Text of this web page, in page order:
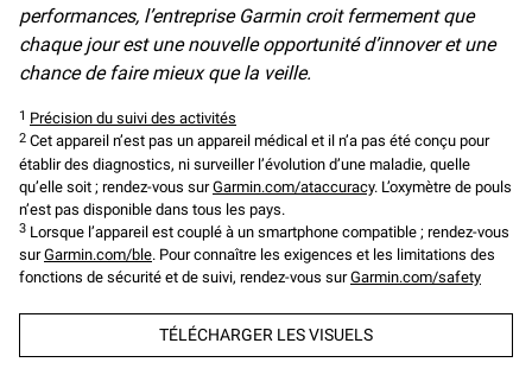
performances, l’entreprise Garmin croit fermement que
chaque jour est une nouvelle opportunité d’innover et une
chance de faire mieux que la veille.
1 Précision du suivi des activités
2 Cet appareil n’est pas un appareil médical et il n’a pas été conçu pour
établir des diagnostics, ni surveiller l’évolution d’une maladie, quelle
qu’elle soit ; rendez-vous surGarmin.com/ataccuracy. L’oxymètre de pouls
n’est pas disponible dans tous les pays.
3 Lorsque l’appareil est couplé à un smartphone compatible ; rendez-vous
surGarmin.com/ble. Pour connaître les exigences et les limitations des
fonctions de sécurité et de suivi, rendez-vous surGarmin.com/safety
TÉLÉCHARGER LES VISUELS